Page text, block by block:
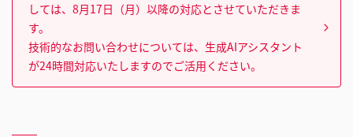
しては、8月17日（月）以降の対応とさせていただきま
す。
技術的なお問い合わせについては、生成AIアシスタント
が24時間対応いたしますのでご活用ください。